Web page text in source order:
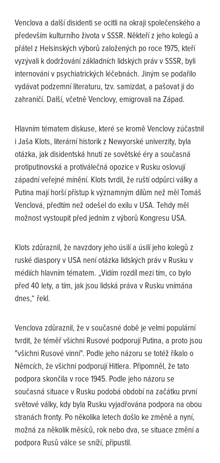
Venclova a další disidenti se ocitli na okraji společenského a
především kulturního života v SSSR. Někteří z jeho kolegů a
přátel z Helsinských výborů založených po roce 1975, kteří
vyzývali k dodržování základních lidských práv v SSSR, byli
internováni v psychiatrických léčebnách. Jiným se podařilo
vydávat podzemní literaturu, tzv. samizdat, a pašovat ji do
zahraničí. Další, včetně Venclovy, emigrovali na Západ.
Hlavním tématem diskuse, které se kromě Venclovy zúčastnil
i Jaša Klots, literární historik z Newyorské univerzity, byla
otázka, jak disidentská hnutí ze sovětské éry a současná
protiputinovská a protiválečná opozice v Rusku oslovují
západní veřejné mínění. Klots tvrdil, že ruští odpůrci války a
Putina mají horší přístup k významným dílům než měl Tomáš
Venclová, předtím než odešel do exilu v USA. Tehdy měl
možnost vystoupit před jedním z výborů Kongresu USA.
Klots zdůraznil, že navzdory jeho úsilí a úsilí jeho kolegů z
ruské diaspory v USA není otázka lidských práv v Rusku v
médiích hlavním tématem. „Vidím rozdíl mezi tím, co bylo
před 40 lety, a tím, jak jsou lidská práva v Rusku vnímána
dnes,“ řekl.
Venclova zdůraznil, že v současné době je velmi populární
tvrdit, že téměř všichni Rusové podporují Putina, a proto jsou
"všichni Rusové vinni". Podle jeho názoru se totéž říkalo o
Němcích, že všichni podporují Hitlera. Připomněl, že tato
podpora skončila v roce 1945. Podle jeho názoru se
současná situace v Rusku podobá období na začátku první
světové války, kdy byla Rusku vyjadřována podpora na obou
stranách fronty. Po několika letech došlo ke změně a nyní,
možná za několik měsíců, rok nebo dva, se situace změní a
podpora Rusů válce se sníží, připustil.